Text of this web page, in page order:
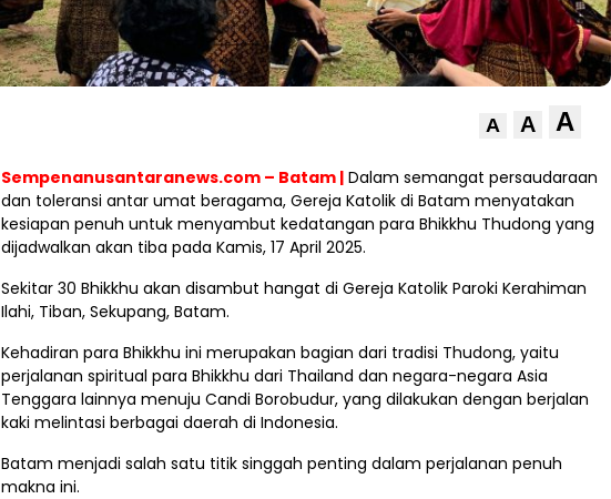
A A A
Sempenanusantaranews.com – Batam | Dalam semangat persaudaraan
dan toleransi antar umat beragama, Gereja Katolik di Batam menyatakan
kesiapan penuh untuk menyambut kedatangan para Bhikkhu Thudong yang
dijadwalkan akan tiba pada Kamis, 17 April 2025.
Sekitar 30 Bhikkhu akan disambut hangat di Gereja Katolik Paroki Kerahiman
Ilahi, Tiban, Sekupang, Batam.
Kehadiran para Bhikkhu ini merupakan bagian dari tradisi Thudong, yaitu
perjalanan spiritual para Bhikkhu dari Thailand dan negara-negara Asia
Tenggara lainnya menuju Candi Borobudur, yang dilakukan dengan berjalan
kaki melintasi berbagai daerah di Indonesia.
Batam menjadi salah satu titik singgah penting dalam perjalanan penuh
makna ini.